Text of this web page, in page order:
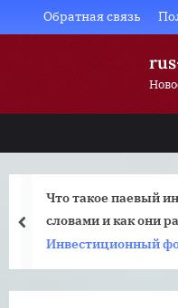
to
Обратная связь
Что такое паевый
словами и как они
Инвестиционный
prev